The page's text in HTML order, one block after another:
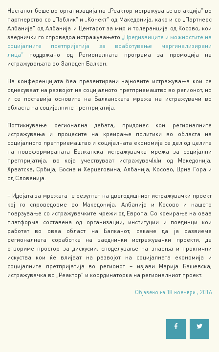
Настанот беше во организација на „Реактор-истражување во акција“ во
партнерство со „Паблик“ и „Конект“ од Македонија, како и со „Партнерс
Албанија“ од Албанија и Центарот за мир и толеранција од Косово, кои
заеднички го спроведоа истражувањето „Предизвиците и можностите на
социјалните претпријатија за вработување маргинализирани
лица“ поддржано од Регионалната програма за промоција на
истражувањата во Западен Балкан.
На конференцијата беа презентирани најновите истражувања кои се
однесуваат на развојот на социјалното претприемаштво во регионот, но
и се поставија основите на Балканската мрежа на истражувачи во
областа на социјалните претпријатија.
Поттикнување регионална дебата, придонес кон регионалните
истражувања и процесите на креирање политики во областа на
социјалното претприемаштво и социјалната економија се дел од целите
на новоформираната Балканска истражувачка мрежа за социјални
претпријатија, во која учествуваат истражувач(к)и од Македонија,
Хрватска, Србија, Босна и Херцеговина, Албанија, Косово, Црна Гора и
од Словенија.
– Идејата за мрежата e резултат на двегодишниот истражувачки проект
кој го спроведовме во Македонија, Албанија и Косово и нашето
поврзување со истражувачките мрежи од Европа. Со креирање на оваа
платформа составена од организации, институции и поединци кои
работат во оваа област на Балканот, сакаме да ја развиеме
регионалната соработка на заеднички истражувачки проекти, да
отвориме простор за дискусии, споделување на знаења и практични
искуства кои ќе влијаат на развојот на социјалната економија и
социјалните претпријатија во регионот – изјави Марија Башевска,
истражувачка во „Реактор” и координаторка на регионалниот проект.
Објавено на 18 ноември , 2016